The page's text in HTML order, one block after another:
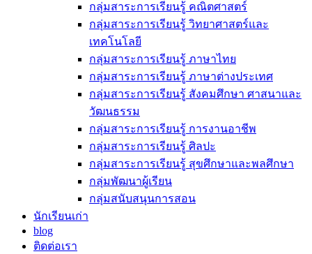
กลุ่มสาระการเรียนรู้ คณิตศาสตร์
กลุ่มสาระการเรียนรู้ วิทยาศาสตร์และ
เทคโนโลยี
กลุ่มสาระการเรียนรู้ ภาษาไทย
กลุ่มสาระการเรียนรู้ ภาษาต่างประเทศ
กลุ่มสาระการเรียนรู้ สังคมศึกษา ศาสนาและ
วัฒนธรรม
กลุ่มสาระการเรียนรู้ การงานอาชีพ
กลุ่มสาระการเรียนรู้ ศิลปะ
กลุ่มสาระการเรียนรู้ สุขศึกษาและพลศึกษา
กลุ่มพัฒนาผู้เรียน
กลุ่มสนับสนุนการสอน
นักเรียนเก่า
blog
ติดต่อเรา